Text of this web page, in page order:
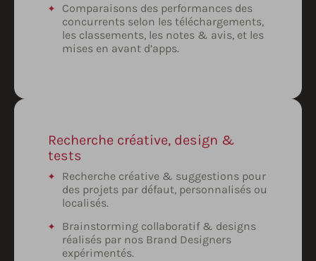
Comparaisons des performances des
concurrents selon les téléchargements,
les classements, les notes & avis, et les
mises en avant d’apps.
Recherche créative, design &
tests
Recherche créative & suggestions pour
des projets par défaut, personnalisés ou
localisés.
Brainstorming collaboratif & designs
réalisés par nos Brand Designers
expérimentés.